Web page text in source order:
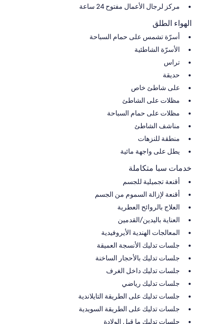
مركز لرجال الأعمال مفتوح 24 ساعة
الهواء الطلق
أسرّة تشمس على حمام السباحة
الأسرّة الشاطئية
تراس
حديقة
على شاطئ خاص
مظلات على الشاطئ
مظلات على حمام السباحة
مناشف الشاطئ
منطقة للنزهات
يطل على واجهة مائية
خدمات سبا متكاملة
أقنعة تجميلية للجسم
أقنعة لإزالة السموم من الجسم
العلاج بالروائح العطرية
العناية باليدين/القدمين
المعالجات الهندية الأيروفيدية
جلسات تدليك الأنسجة العميقة
جلسات تدليك بالأحجار الساخنة
جلسات تدليك داخل الغرف
جلسات تدليك رياضي
جلسات تدليك على الطريقة التايلاندية
جلسات تدليك على الطريقة السويدية
جلسات تدليك ما قبل الولادة